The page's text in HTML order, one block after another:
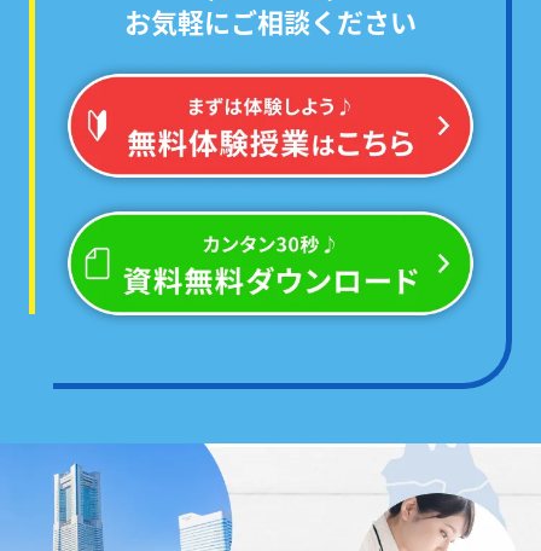
学校ごとのテスト範囲に絞った
「あなた専用の問題集」で対策するから、
必ず点数が伸びる!
お気軽にご相談ください